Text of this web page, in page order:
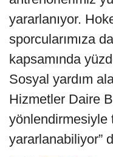
yararlanıyor.
sporcularımıza
kapsamında
Sosyal yardım
Hizmetler Daire
yönlendirmesiyle
yararlanabiliyor”